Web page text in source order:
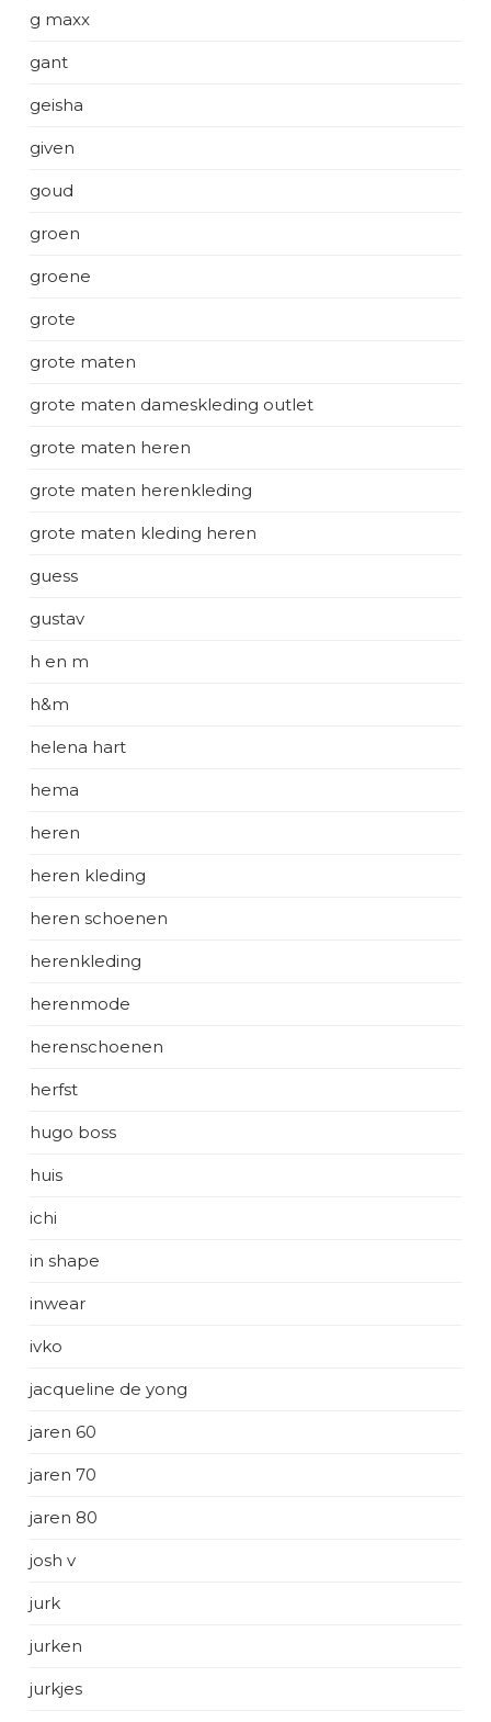
g maxx
gant
geisha
given
goud
groen
groene
grote
grote maten
grote maten dameskleding outlet
grote maten heren
grote maten herenkleding
grote maten kleding heren
guess
gustav
h en m
h&m
helena hart
hema
heren
heren kleding
heren schoenen
herenkleding
herenmode
herenschoenen
herfst
hugo boss
huis
ichi
in shape
inwear
ivko
jacqueline de yong
jaren 60
jaren 70
jaren 80
josh v
jurk
jurken
jurkjes